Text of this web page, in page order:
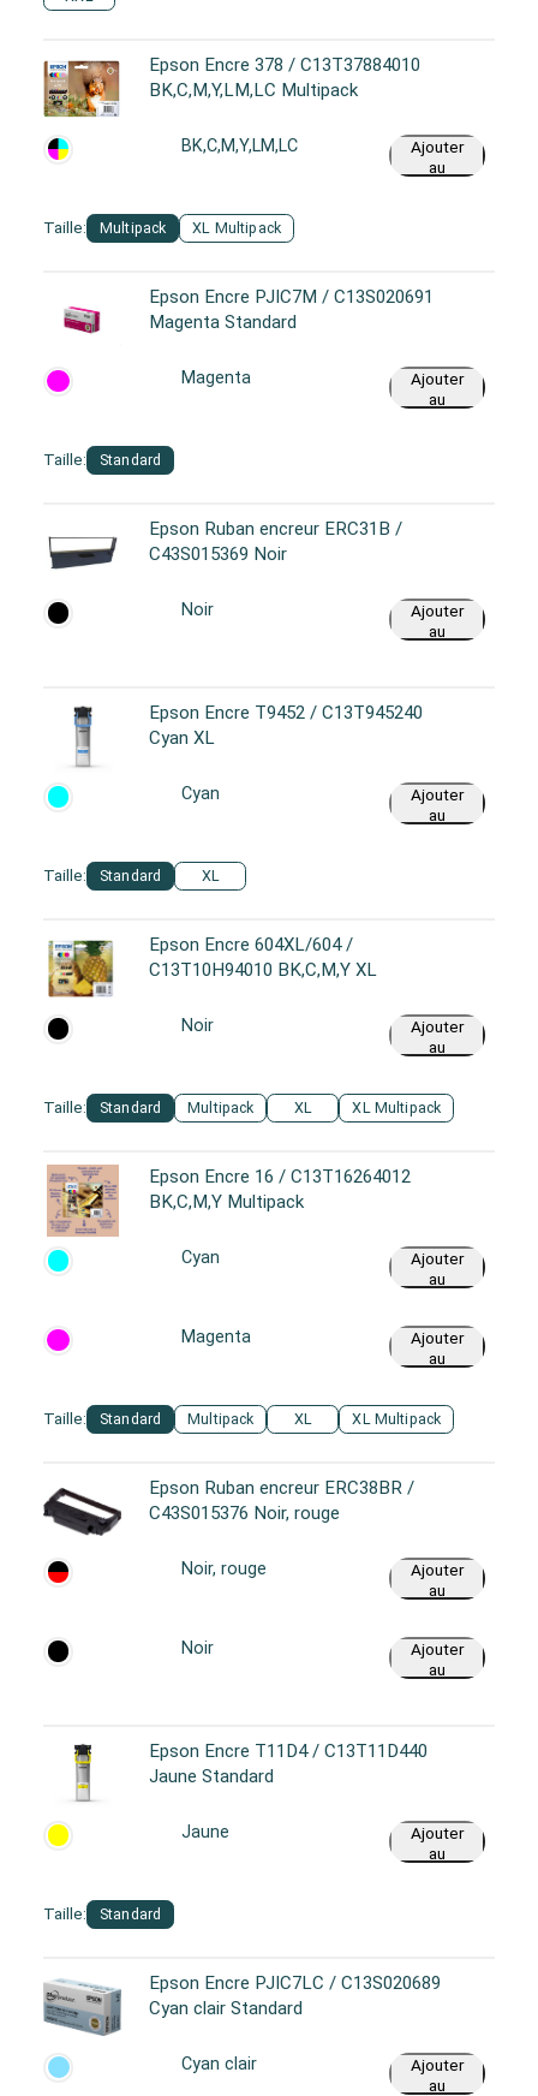
Epson Encre 378 / C13T37884010
BK,C,M,Y,LM,LC Multipack
Taille: Multipack XL Multipack
BK,C,M,Y,LM,LC
Ajouter
au
Epson Encre PJIC7M / C13S020691
Magenta Standard
Taille: Standard
Magenta
Ajouter
au
Epson Ruban encreur ERC31B /
C43S015369 Noir
Noir
Ajouter
au
Epson Encre T9452 / C13T945240
Cyan XL
Taille: Standard XL
Cyan
Ajouter
au
Epson Encre 604XL/604 /
C13T10H94010 BK,C,M,Y XL
Taille: Standard Multipack XL XL Multipack
Noir
Ajouter
au
Epson Encre 16 / C13T16264012
BK,C,M,Y Multipack
Taille: Standard Multipack XL XL Multipack
Cyan
Ajouter
au
Magenta
Ajouter
au
Epson Ruban encreur ERC38BR /
C43S015376 Noir, rouge
Noir, rouge
Ajouter
au
Noir
Ajouter
au
Epson Encre T11D4 / C13T11D440
Jaune Standard
Taille: Standard
Jaune
Ajouter
au
Epson Encre PJIC7LC / C13S020689
Cyan clair Standard
Cyan clair
Ajouter
au